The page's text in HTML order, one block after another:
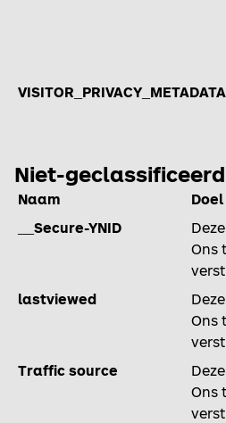
VISITOR_PRIVACY_METADATA
Niet-geclassificeerd
Naam
Doel
__Secure-YNID
Ons
lastviewed
Ons
Traffic source
Ons